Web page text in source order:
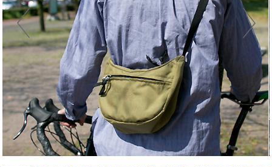
Previous Next